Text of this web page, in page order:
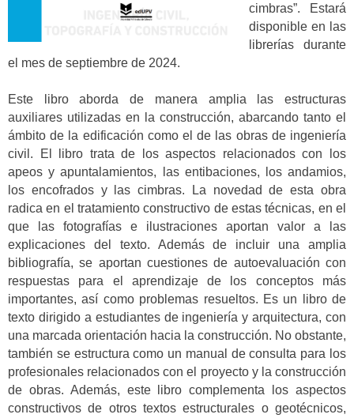
cimbras”. Estará
disponible en las
librerías durante
el mes de septiembre de 2024.
Este libro aborda de manera amplia las estructuras
auxiliares utilizadas en la construcción, abarcando tanto el
ámbito de la edificación como el de las obras de ingeniería
civil. El libro trata de los aspectos relacionados con los
apeos y apuntalamientos, las entibaciones, los andamios,
los encofrados y las cimbras. La novedad de esta obra
radica en el tratamiento constructivo de estas técnicas, en el
que las fotografías e ilustraciones aportan valor a las
explicaciones del texto. Además de incluir una amplia
bibliografía, se aportan cuestiones de autoevaluación con
respuestas para el aprendizaje de los conceptos más
importantes, así como problemas resueltos. Es un libro de
texto dirigido a estudiantes de ingeniería y arquitectura, con
una marcada orientación hacia la construcción. No obstante,
también se estructura como un manual de consulta para los
profesionales relacionados con el proyecto y la construcción
de obras. Además, este libro complementa los aspectos
constructivos de otros textos estructurales o geotécnicos,